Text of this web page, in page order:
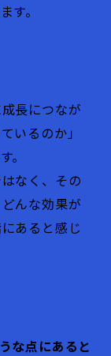
す。
長につなが
いるのか」
。
なく、その
んな効果が
あると感じ
な点にあると